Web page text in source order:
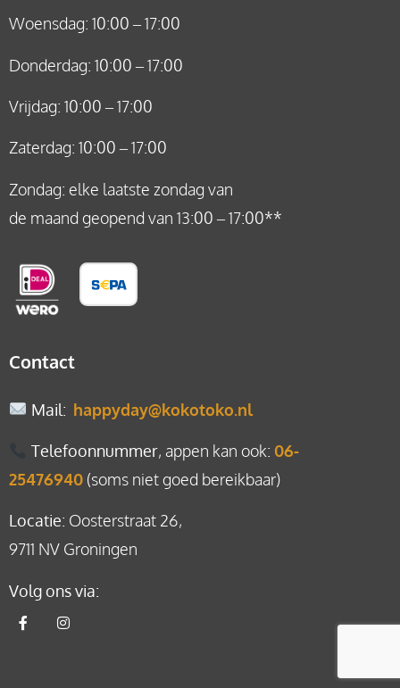
Woensdag: 10:00 – 17:00
Donderdag: 10:00 – 17:00
Vrijdag: 10:00 – 17:00
Zaterdag: 10:00 – 17:00
Zondag: elke laatste zondag van
de maand geopend van 13:00 – 17:00**
Contact
Mail: happyday@kokotoko.nl
Telefoonnummer, appen kan ook: 06-
25476940 (soms niet goed bereikbaar)
Locatie: Oosterstraat 26,
9711 NV Groningen
Volg ons via: